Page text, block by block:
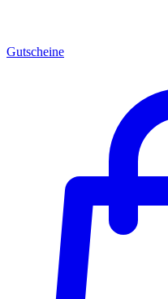
Gutscheine